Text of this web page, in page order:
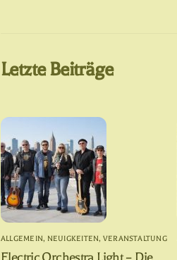
Letzte Beiträge
ALLGEMEIN, NEUIGKEITEN, VERANSTALTUNG
Electric Orchestra Light – Die